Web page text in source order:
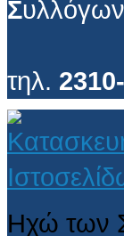
Συλλόγων
τηλ.
Ηχώ των